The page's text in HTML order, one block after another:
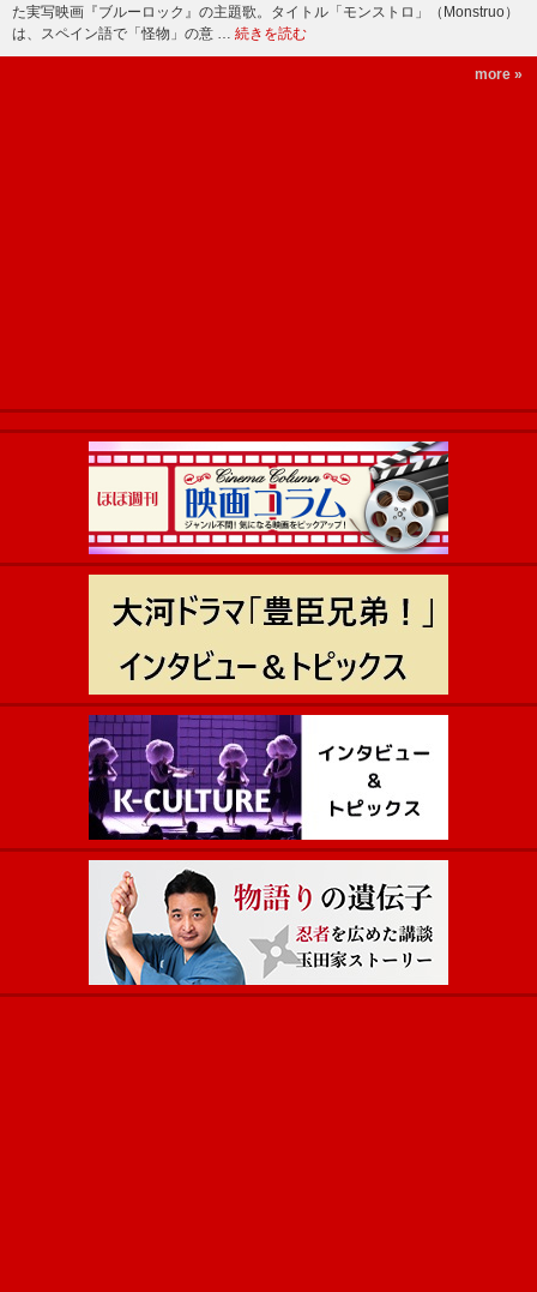
た実写映画『ブルーロック』の主題歌。タイトル「モンストロ」（Monstruo）
は、スペイン語で「怪物」の意 … 続きを読む
more »